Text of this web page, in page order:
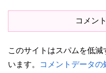
コメン
このサイトはスパムを低
います。
コメントデータ